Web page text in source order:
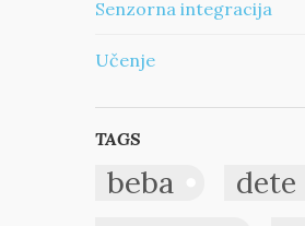
Senzorna integracija
Učenje
TAGS
beba dete